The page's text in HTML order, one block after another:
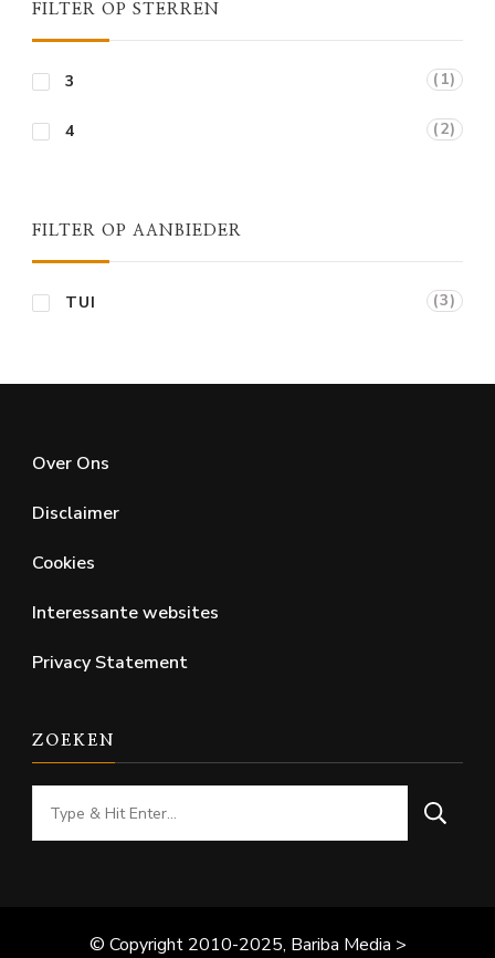
FILTER OP STERREN
3 (1)
4 (2)
FILTER OP AANBIEDER
TUI (3)
Over Ons
Disclaimer
Cookies
Interessante websites
Privacy Statement
ZOEKEN
Looking
for
© Copyright 2010-2025, Bariba Media >